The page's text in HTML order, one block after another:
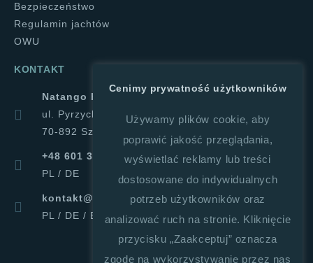
Bezpieczeństwo
Regulamin jachtów
OWU
KONTAKT
Natango Halina Górajek
ul. Pyrzycka 1a
70-892 Szczecin
+48 601 347 019
PL / DE
kontakt@natango.pl
PL / DE / ENG
Cenimy prywatność użytkowników
Używamy plików cookie, aby
poprawić jakość przeglądania,
wyświetlać reklamy lub treści
dostosowane do indywidualnych
potrzeb użytkowników oraz
analizować ruch na stronie. Kliknięcie
przycisku „Zaakceptuj” oznacza
zgodę na wykorzystywanie przez nas